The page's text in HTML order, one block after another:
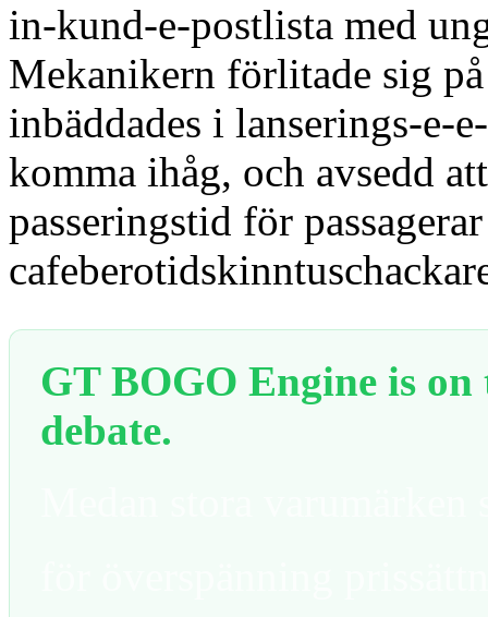
in-kund-e-postlista med
Mekanikern förlitade sig
inbäddades i lanserings-e-
komma ihåg, och avsedd
passeringstid för
GT BOGO Engine is
debate.